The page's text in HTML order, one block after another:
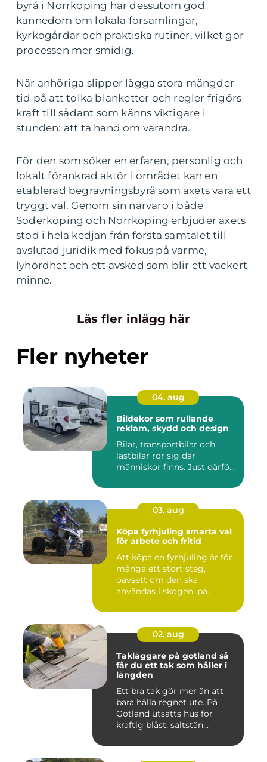
byrå i Norrköping har dessutom god
kännedom om lokala församlingar,
kyrkogårdar och praktiska rutiner, vilket gör
processen mer smidig.
När anhöriga slipper lägga stora mängder
tid på att tolka blanketter och regler frigörs
kraft till sådant som känns viktigare i
stunden: att ta hand om varandra.
För den som söker en erfaren, personlig och
lokalt förankrad aktör i området kan en
etablerad begravningsbyrå som axets vara ett
tryggt val. Genom sin närvaro i både
Söderköping och Norrköping erbjuder axets
stöd i hela kedjan från första samtalet till
avslutad juridik med fokus på värme,
lyhördhet och ett avsked som blir ett vackert
minne.
Läs fler inlägg här
Fler nyheter
04. aug
Bildekor som rullande
reklam, skydd och design
Bilar, transportbilar och
lastbilar rör sig där
människor finns. Just därfö...
03. aug
Köpa fyrhjuling smarta val
för arbete och fritid
Att köpa en fyrhjuling är för
många ett stort steg,
oavsett om den ska
användas i skogen, på
02. aug
Takläggare på gotland så
får du ett tak som håller i
längden
Ett bra tak gör mer än att
bara hålla regnet ute. På
Gotland utsätts hus för
kraftig blåst, saltstän...